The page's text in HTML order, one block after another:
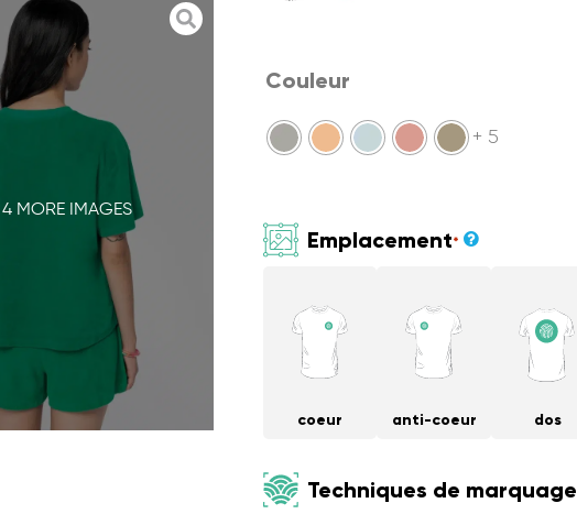
MORE IMAGES
Couleur
+ 5
Emplacement*
coeur anti-coeur dos
Techniques de marquage